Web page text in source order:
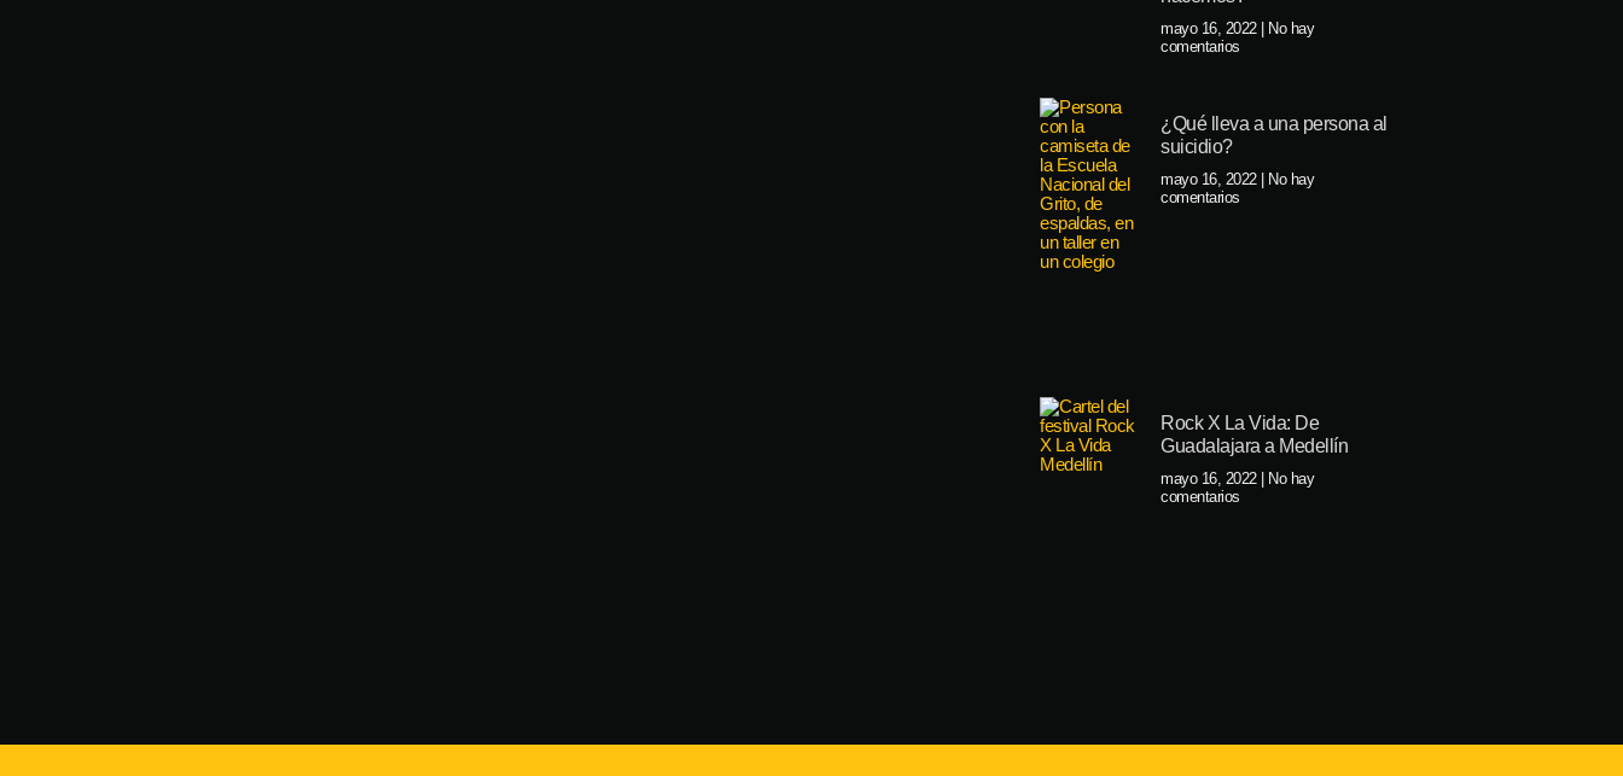
mayo 16, 2022 No hay
comentarios
¿Qué lleva a una persona al
suicidio?
mayo 16, 2022 No hay
comentarios
Rock X La Vida: De
Guadalajara a Medellín
mayo 16, 2022 No hay
comentarios